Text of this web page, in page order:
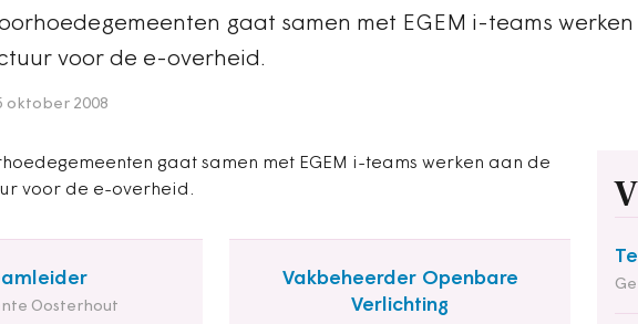
gaat samen met EGEM i-teams
voor de e-overheid.
oktober 2008
gaat samen met EGEM i-teams werken aan de
voor de e-overheid.
Oosterhout
Vakbeheerder Openbare
Verlichting